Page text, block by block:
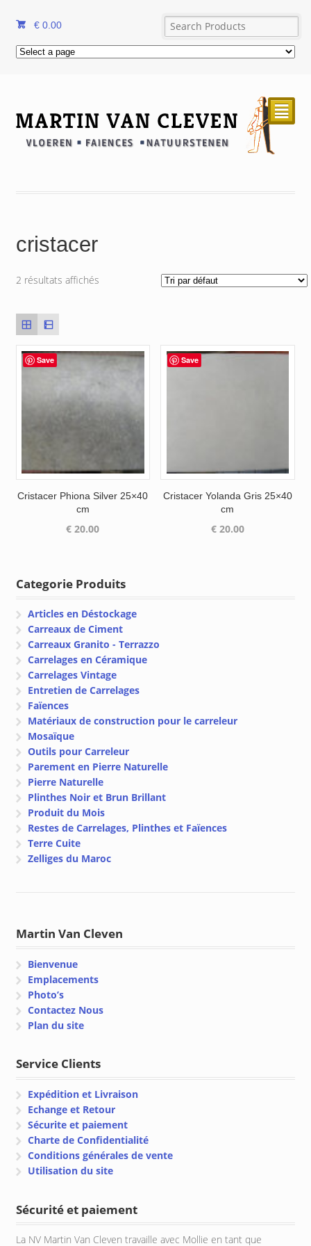
€ 0.00
²
cristacer
2 résultats affichés
Save
Cristacer Phiona Silver 25×40
cm
€ 20.00
Save
Cristacer Yolanda Gris 25×40
cm
€20.00
Categorie Produits
Articles en Déstockage
Carreaux de Ciment
Carreaux Granito - Terrazzo
Carrelages en Céramique
Carrelages Vintage
Entretien de Carrelages
Faïences
Matériaux de construction pour le carreleur
Mosaïque
Outils pour Carreleur
Parement en Pierre Naturelle
Pierre Naturelle
Plinthes Noir et Brun Brillant
Produit du Mois
Restes de Carrelages, Plinthes et Faïences
Terre Cuite
Zelliges du Maroc
Martin Van Cleven
Bienvenue
Emplacements
Photo’s
Contactez Nous
Plan du site
Service Clients
Expédition et Livraison
Echange et Retour
Sécurite et paiement
Charte de Confidentialité
Conditions générales de vente
Utilisation du site
Sécurité et paiement
La NV Martin Van Cleven travaille avec Mollie en tant que